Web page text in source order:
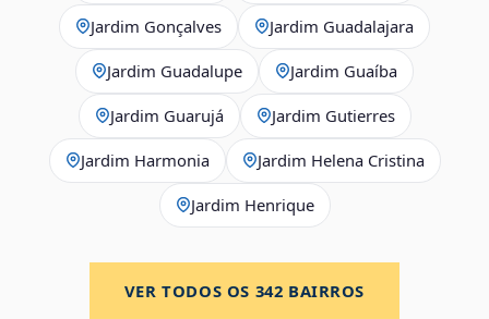
Jardim Gonçalves Jardim Guadalajara
Jardim Guadalupe Jardim Guaíba
Jardim Guarujá Jardim Gutierres
Jardim Harmonia Jardim Helena Cristina
Jardim Henrique
VER TODOS OS 342 BAIRROS